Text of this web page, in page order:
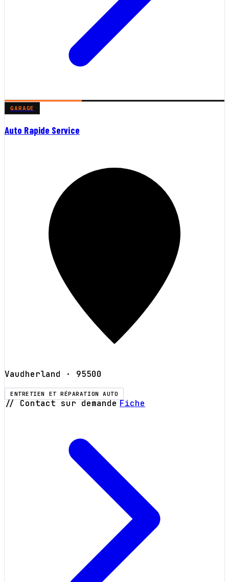
GARAGE
Auto Rapide Service
Vaudherland · 95500
ENTRETIEN ET RÉPARATION AUTO
// Contact sur demande Fiche